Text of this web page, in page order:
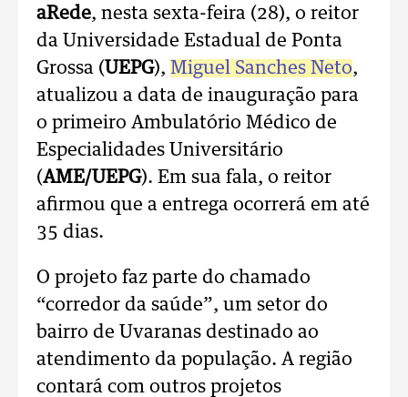
aRede, nesta sexta-feira (28), o reitor
da Universidade Estadual de Ponta
Grossa ( UEPG), Miguel Sanches Neto,
atualizou a data de inauguração para
o primeiro Ambulatório Médico de
Especialidades Universitário
(AME/UEPG). Em sua fala, o reitor
afirmou que a entrega ocorrerá em até
35 dias.
O projeto faz parte do chamado
“corredor da saúde”, um setor do
bairro de Uvaranas destinado ao
atendimento da população. A região
contará com outros projetos